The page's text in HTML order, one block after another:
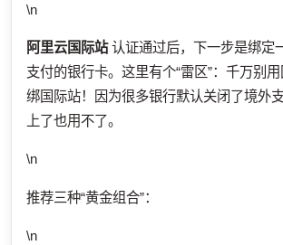
\n
阿里云国际站认证通过后，下一步是绑定
支付的银行卡。这里有个“雷区”：千万别
绑国际站！因为很多银行默认关闭了境外
上了也用不了。
\n
推荐三种“黄金组合”：
\n